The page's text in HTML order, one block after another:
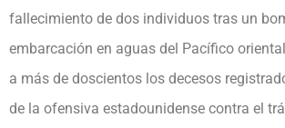
fallecimiento de dos individuos tras un
embarcación en aguas del Pacífico
a más de doscientos los decesos
de la ofensiva estadounidense contra el